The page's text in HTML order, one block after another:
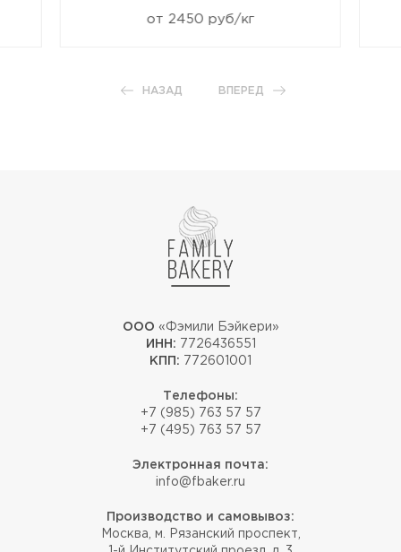
от 2450 руб/кг
НАЗАД ВПЕРЕД
ООО «Фэмили Бэйкери»
ИНН: 7726436551
КПП: 772601001
Телефоны:
+7 (985) 763 57 57
+7 (495) 763 57 57
Электронная почта:
info@fbaker.ru
Производство и самовывоз:
Москва, м. Рязанский проспект,